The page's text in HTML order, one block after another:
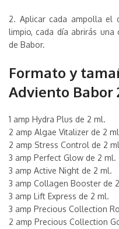
2. Aplicar cada ampolla el
limpio, cada día abrirás
de Babor.
Formato y
Adviento Babor
1 amp Hydra Plus de 2 ml.
2 amp Algae Vitalizer de 2
2 amp Stress Control de 2
3 amp Perfect Glow de 2 ml.
3 amp Active Night de 2 ml.
3 amp Collagen Booster de
3 amp Lift Express de 2 ml.
3 amp Precious Collection
2 amp Precious Collection